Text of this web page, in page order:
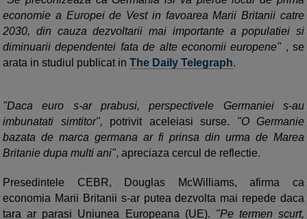
economie a Europei de Vest in favoarea Marii Britanii catre
2030, din cauza dezvoltarii mai importante a populatiei si
diminuarii dependentei fata de alte economii europene" , se
arata in studiul publicat in The Daily Telegraph.
"Daca euro s-ar prabusi, perspectivele Germaniei s-au
imbunatati simtitor", potrivit aceleiasi surse. "O Germanie
bazata de marca germana ar fi prinsa din urma de Marea
Britanie dupa multi ani", apreciaza cercul de reflectie.
Presedintele CEBR, Douglas McWilliams, afirma ca
economia Marii Britanii s-ar putea dezvolta mai repede daca
tara ar parasi Uniunea Europeana (UE). "Pe termen scurt,